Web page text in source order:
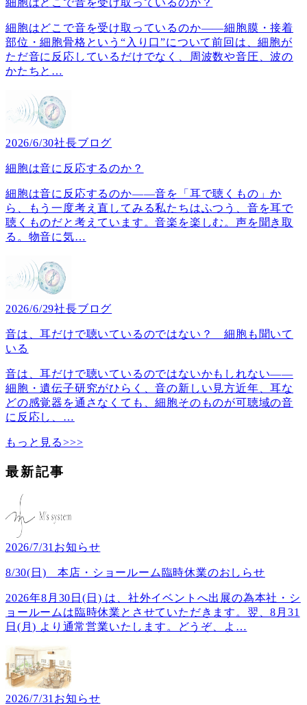
細胞はどこで音を受け取っているのか？
細胞はどこで音を受け取っているのか――細胞膜・接着
部位・細胞骨格という“入り口”について前回は、細胞が
ただ音に反応しているだけでなく、周波数や音圧、波の
かたちと …
2026/6/30社長ブログ
細胞は音に反応するのか？
細胞は音に反応するのか――音を「耳で聴くもの」か
ら、もう一度考え直してみる私たちはふつう、音を耳で
聴くものだと考えています。音楽を楽しむ。声を聞き取
る。物音に気…
2026/6/29社長ブログ
音は、耳だけで聴いているのではない？ 細胞も聞いて
いる
音は、耳だけで聴いているのではないかもしれない――
細胞・遺伝子研究がひらく、音の新しい見方近年、耳な
どの感覚器を通さなくても、細胞そのものが可聴域の音
に反応し、 …
もっと見る>>>
最新記事
2026/7/31 お知らせ
8/30(日) 本店・ショールーム臨時休業のおしらせ
2026年8月30日(日) は、社外イベントへ出展の為本社・シ
ョールームは臨時休業とさせていただきます。翌、8月31
日(月) より通常営業いたします。どうぞ、よ …
2026/7/31 お知らせ